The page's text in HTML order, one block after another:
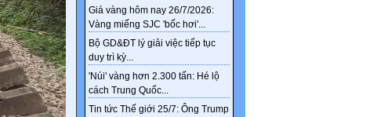
chính sách nghỉ hưu trước
tuổi theo Nghị định 178
Giá vàng hôm nay 26/7/2026:
Vàng miếng SJC 'bốc hơi'...
Bộ GD&ĐT lý giải việc tiếp tục
duy trì kỳ...
'Núi' vàng hơn 2.300 tấn: Hé lộ
cách Trung Quốc...
Tin tức Thế giới 25/7: Ông Trump